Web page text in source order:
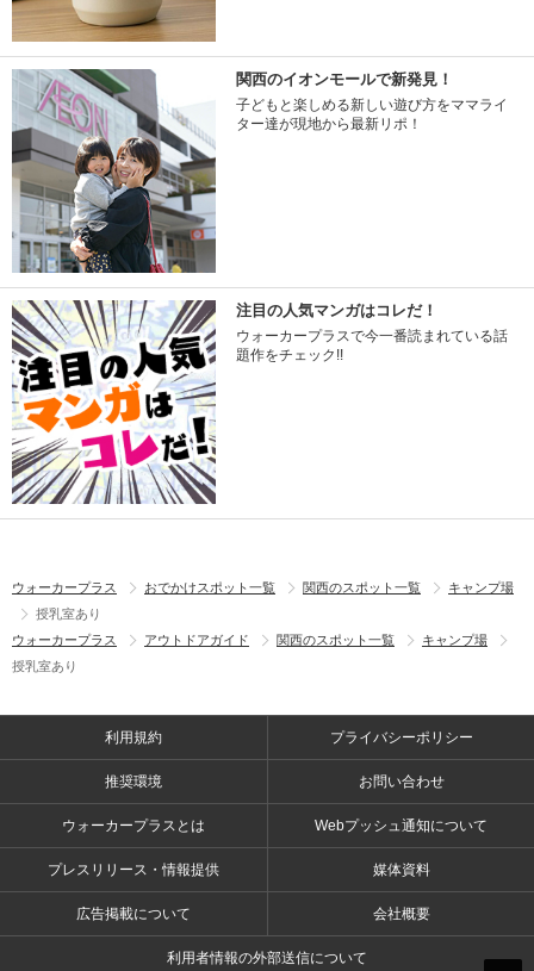
関西のイオンモールで新発見！
子どもと楽しめる新しい遊び方をママライ
ター達が現地から最新リポ！
注目の人気マンガはコレだ！
ウォーカープラスで今一番読まれている話
題作をチェック!!
ウォーカープラス おでかけスポット一覧 関西のスポット一覧
キャンプ場
授乳室あり
ウォーカープラス
アウトドアガイド 関西のスポット一覧
キャンプ場
授乳室あり
利用規約 プライバシーポリシー
推奨環境 お問い合わせ
ウォーカープラスとは Webプッシュ通知について
プレスリリース・情報提供 媒体資料
広告掲載について 会社概要
利用者情報の外部送信について